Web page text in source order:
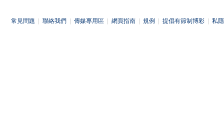
常見問題 聯絡我們 傳媒專用區 網頁指南 規例 提倡有節制博彩 私